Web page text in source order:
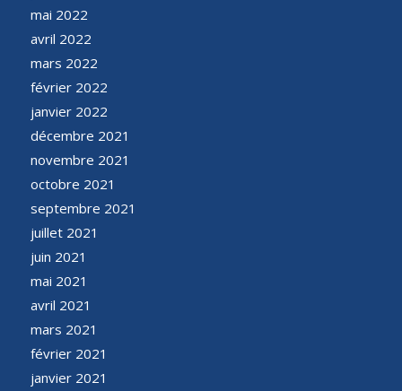
mai 2022
avril 2022
mars 2022
février 2022
janvier 2022
décembre 2021
novembre 2021
octobre 2021
septembre 2021
juillet 2021
juin 2021
mai 2021
avril 2021
mars 2021
février 2021
janvier 2021